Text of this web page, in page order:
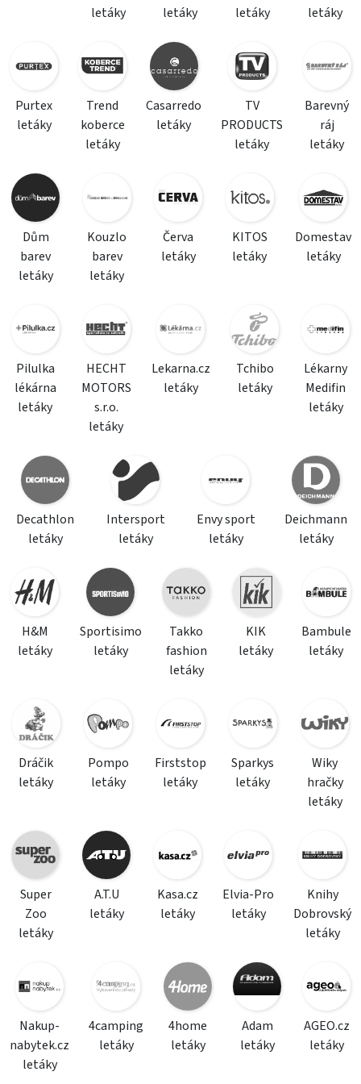
letáky
letáky
letáky
letáky
Purtex
letáky
Trend
koberce
letáky
Casarredo
letáky
TV
PRODUCTS
letáky
Barevný
ráj
letáky
Dům
barev
letáky
Kouzlo
barev
letáky
Červa
letáky
KITOS
letáky
Domestav
letáky
Pilulka
lékárna
letáky
HECHT
MOTORS
s.r.o.
letáky
Lekarna.cz
letáky
Tchibo
letáky
Lékarny
Medifin
letáky
Decathlon
letáky
Intersport
letáky
Envy sport
letáky
Deichmann
letáky
H&M
letáky
Sportisimo
letáky
Takko
fashion
letáky
KIK
letáky
Bambule
letáky
Dráčik
letáky
Pompo
letáky
Firststop
letáky
Sparkys
letáky
Wiky
hračky
letáky
Super
Zoo
letáky
A.T.U
letáky
Kasa.cz
letáky
Elvia-Pro
letáky
Knihy
Dobrovský
letáky
Nakup-
nabytek.cz
letáky
4camping
letáky
4home
letáky
Adam
letáky
AGEO.cz
letáky